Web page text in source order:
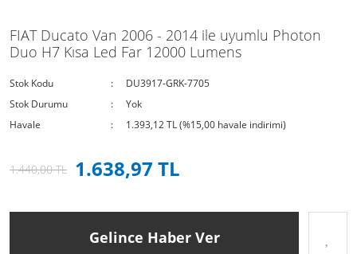
FIAT Ducato Van 2006 - 2014 ile uyumlu Photon
Duo H7 Kısa Led Far 12000 Lumens
Stok Kodu
DU3917-GRK-7705
Stok Durumu
Yok
Havale
1.393,12 TL (%15,00 havale indirimi)
1.440,00 TL 1.638,97 TL
Gelince Haber Ver